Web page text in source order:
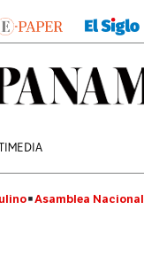
Asamblea Nacional